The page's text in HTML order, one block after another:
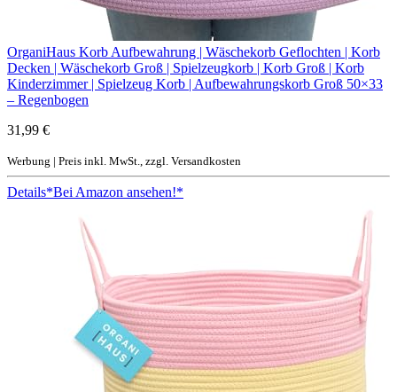
OrganiHaus Korb Aufbewahrung | Wäschekorb Geflochten | Korb
Decken | Wäschekorb Groß | Spielzeugkorb | Korb Groß | Korb
Kinderzimmer | Spielzeug Korb | Aufbewahrungskorb Groß 50×33
– Regenbogen
31,99 €
Werbung | Preis inkl. MwSt., zzgl. Versandkosten
Details*Bei Amazon ansehen!*